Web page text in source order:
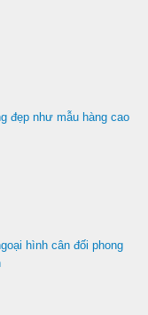
đẹp như mẫu hàng cao
hình cân đối phong